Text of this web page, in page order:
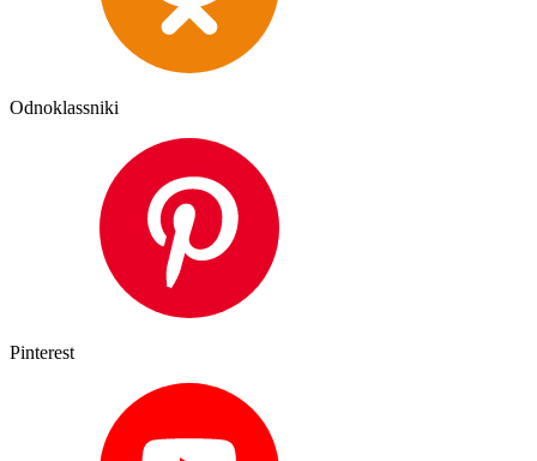
Odnoklassniki
Pinterest